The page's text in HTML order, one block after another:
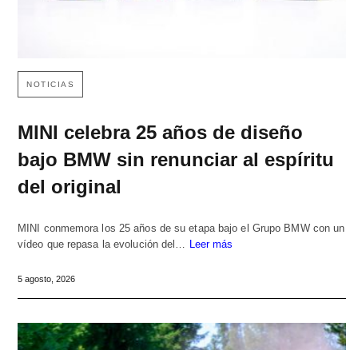
NOTICIAS
MINI celebra 25 años de diseño
bajo BMW sin renunciar al espíritu
del original
MINI conmemora los 25 años de su etapa bajo el Grupo BMW con un
vídeo que repasa la evolución del… Leer más
5 agosto, 2026